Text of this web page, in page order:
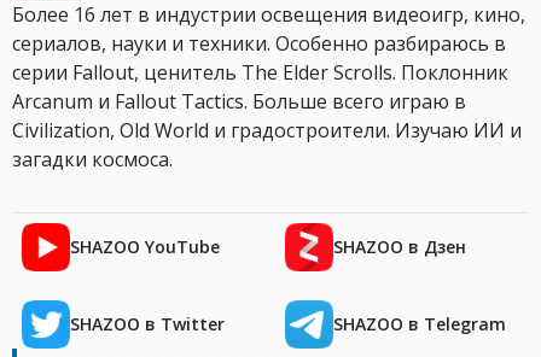
Более 16 лет в индустрии освещения видеоигр, кино,
сериалов, науки и техники. Особенно разбираюсь в
серии Fallout, ценитель The Elder Scrolls. Поклонник
Arcanum и Fallout Tactics. Больше всего играю в
Civilization, Old World и градостроители. Изучаю ИИ и
загадки космоса.
SHAZOO YouTube SHAZOO в Дзен
SHAZOO в Twitter SHAZOO в Telegram